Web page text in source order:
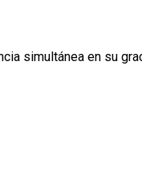
simultánea en su